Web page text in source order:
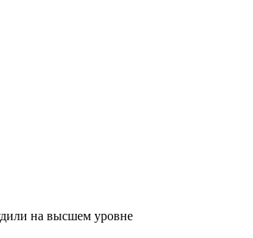
на высшем уровне